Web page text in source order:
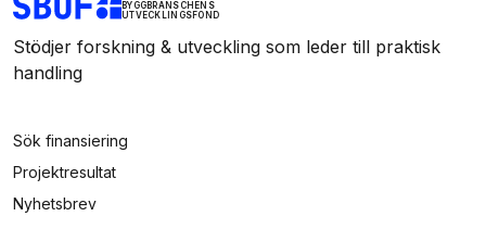
BYGGBRANSCHENS
UTVECKLINGSFOND
Stödjer forskning & utveckling som leder till praktisk
handling
Sök finansiering
Projektresultat
Nyhetsbrev